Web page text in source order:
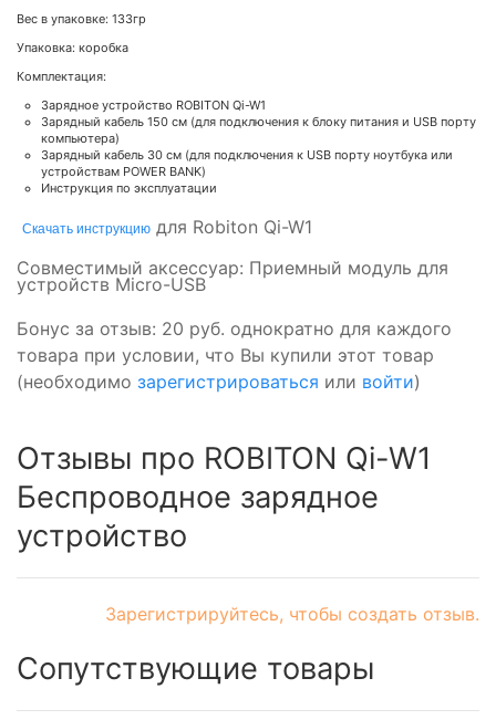
Вес в упаковке: 133гр
Упаковка: коробка
Комплектация:
Зарядное устройство ROBITON Qi-W1
Зарядный кабель 150 см (для подключения к блоку питания и USB порту
компьютера)
Зарядный кабель 30 см (для подключения к USB порту ноутбука или
устройствам POWER BANK)
Инструкция по эксплуатации
Скачать инструкцию для Robiton Qi-W1
Совместимый аксессуар: Приемный модуль для
устройств Micro-USB
Бонус за отзыв: 20 руб. однократно для каждого
товара при условии, что Вы купили этот товар
(необходимо зарегистрироваться или войти)
Отзывы про ROBITON Qi-W1
Беспроводное зарядное
устройство
Зарегистрируйтесь, чтобы создать отзыв.
Сопутствующие товары